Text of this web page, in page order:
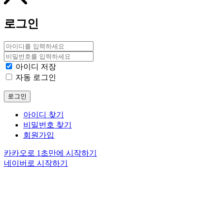
로그인
아이디 저장
자동 로그인
로그인
아이디 찾기
비밀번호 찾기
회원가입
카카오로 1초만에 시작하기
네이버로 시작하기